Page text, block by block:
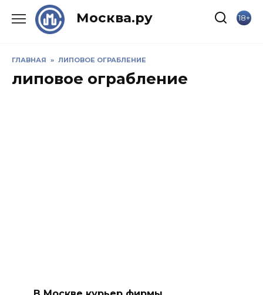
Москва.ру 18+
ГЛАВНАЯ » ЛИПОВОЕ ОГРАБЛЕНИЕ
липовое ограбление